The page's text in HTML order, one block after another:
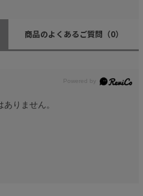
商品のよくあるご質問 （0）
ありません。